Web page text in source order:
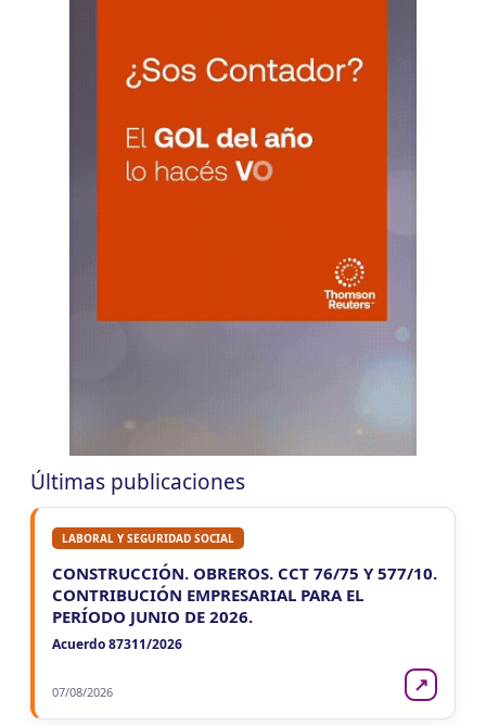
CUIT 0-1-2-3-4-5-6-7-8-9-…
CHUBUT
Reg. Unif. Ret. y Perc. Ctes.
Últimas publicaciones
LABORAL Y SEGURIDAD SOCIAL
CONSTRUCCIÓN. OBREROS. CCT 76/75 Y 577/10.
CONTRIBUCIÓN EMPRESARIAL PARA EL
PERÍODO JUNIO DE 2026.
Acuerdo 87311/2026
07/08/2026 ↗